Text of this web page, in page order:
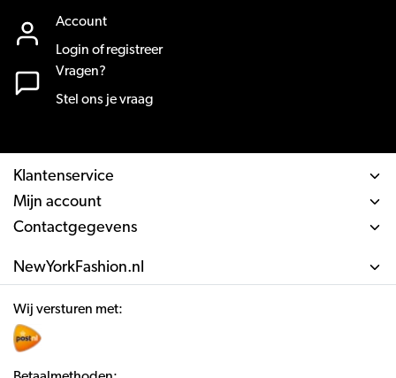
Account
Login of registreer
Vragen?
Stel ons je vraag
Klantenservice
Mijn account
Contactgegevens
NewYorkFashion.nl
Wij versturen met: